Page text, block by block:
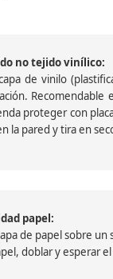
no tejido vinílico:
de vinilo
proteger con
la pared y tira en
papel:
de papel sobre
doblar y esperar